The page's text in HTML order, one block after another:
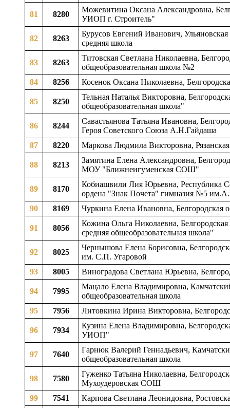
81 8280
Можевитина Оксана Александровна,
УИОП г. Строитель"
82 8263
Бурусов Евгений Иванович,
средняя школа
83 8263
Титовская Светлана Николаевна,
общеобразовательная школа №2
84
8256 Косенок Оксана Николаевна,
85 8250
Тельная Наталья Викторовна,
общеобразовательная школа"
86 8244
Савастьянова Татьяна Ивановна,
Героя Советского Союза А.Н.Гайдаша
87
8220 Маркова Людмила Викторовна,
88 8213
Замятина Елена Александровна,
МОУ "Ближнеигуменская СОШ"
89 8170
Кобиашвили Лия Юрьевна, Республика
ордена "Знак Почета" гимназия №5
90
8169 Чуркина Елена Ивановна,
91 8056
Кожина Ольга Николаевна,
средняя общеобразовательная школа"
92 8025
Чернышова Елена Борисовна,
им. С.П. Угаровой
93
8005 Виноградова Светлана Юрьевна,
94 7995
Мацало Елена Владимировна,
общеобразовательная школа
95
7956 Литовкина Ирина Викторовна,
96 7934
Кузина Елена Владимировна,
УИОП"
97 7640
Гарнюк Валерий Геннадьевич,
общеобразовательная школа
98 7580
Гуженко Татьяна Николаевна,
Мухоудеровская СОШ
99
7541
Карпова Светлана Леонидовна,